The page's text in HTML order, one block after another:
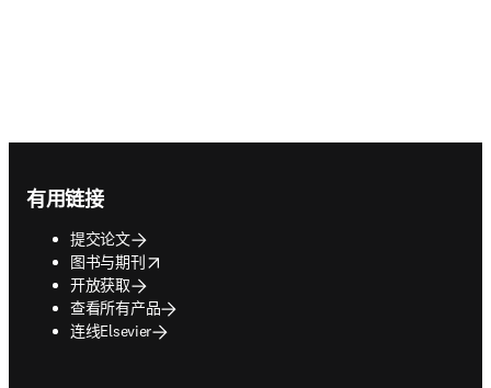
有用链接
提交论文
图书与期刊
opens in new tab/window
开放获取
查看所有产品
连线Elsevier